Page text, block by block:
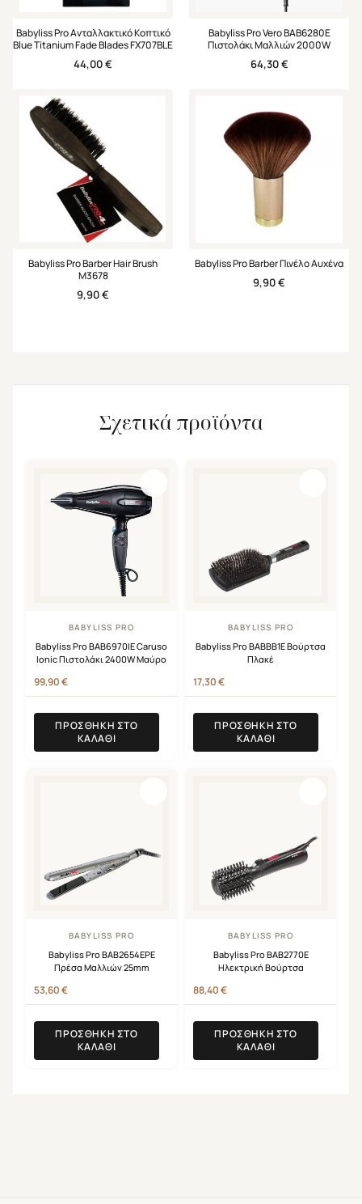
Babyliss Pro Ανταλλακτικό Κοπτικό
Blue Titanium Fade Blades FX707BLE
44,00€
Babyliss Pro Vero BAB6280Ε
Πιστολάκι Μαλλιών 2000W
64,30€
Babyliss Pro Barber Hair Brush
M3678
9,90€
Babyliss Pro Barber Πινέλο Αυχένα
9,90€
Σχετικά προϊόντα
BABYLISS PRO
Babyliss Pro BAB6970IE Caruso
Ionic Πιστολάκι 2400W Μαύρο
99,90€
ΠΡΟΣΘΉΚΗ ΣΤΟ
ΚΑΛΆΘΙ
BABYLISS PRO
Babyliss Pro BABBB1E Βούρτσα
Πλακέ
17,30€
ΠΡΟΣΘΉΚΗ ΣΤΟ
ΚΑΛΆΘΙ
BABYLISS PRO
Babyliss Pro BAB2654EPE
Πρέσα Μαλλιών 25mm
53,60€
ΠΡΟΣΘΉΚΗ ΣΤΟ
ΚΑΛΆΘΙ
BABYLISS PRO
Babyliss Pro BAB2770E
Ηλεκτρική Βούρτσα
88,40€
ΠΡΟΣΘΉΚΗ ΣΤΟ
ΚΑΛΆΘΙ